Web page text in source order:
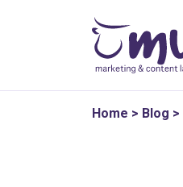
Home > Blog >